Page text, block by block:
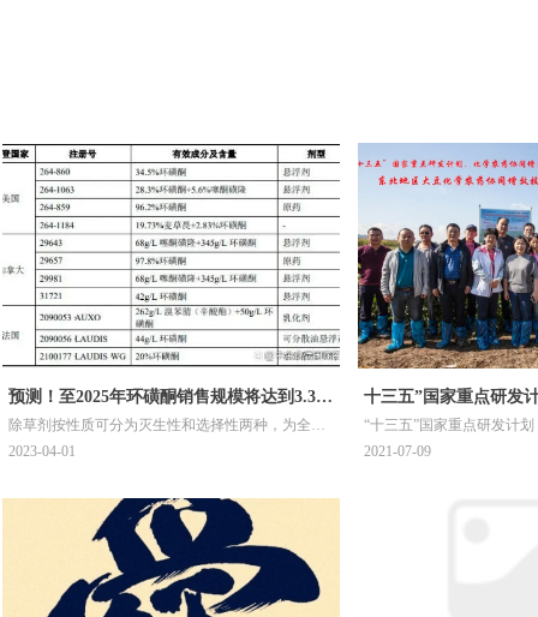
预测！至2025年环磺酮销售规模将达到3.36
亿美元，未来三年将持续高速增长！
除草剂按性质可分为灭生性和选择性两种，为全球
销售额最大的农药品种。根据统计数据，2010-2020
2023-04-01
十三五”国家重点研发
学农药协同增效关键
“十三五”国家重点研发计
协同增效关键技术及产品
2021-07-09